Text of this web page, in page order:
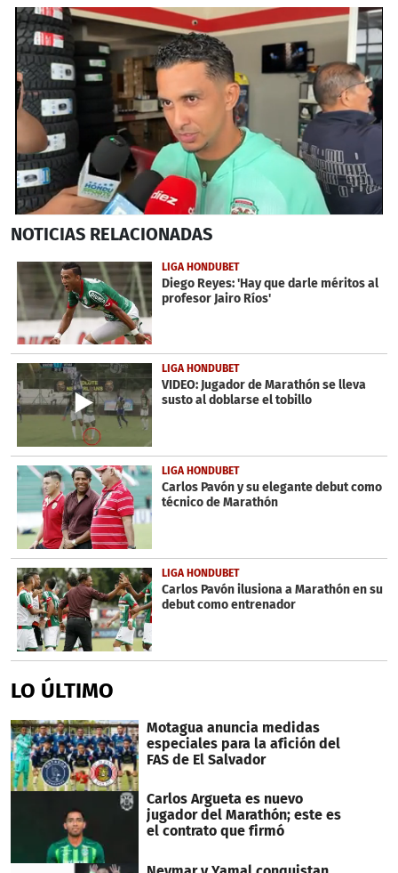
seconds
3
minutes,
43
seconds
NOTICIAS RELACIONADAS
LIGA HONDUBET
Diego Reyes: 'Hay que darle méritos al
profesor Jairo Ríos'
LIGA HONDUBET
VIDEO: Jugador de Marathón se lleva
susto al doblarse el tobillo
LIGA HONDUBET
Carlos Pavón y su elegante debut como
técnico de Marathón
LIGA HONDUBET
Carlos Pavón ilusiona a Marathón en su
debut como entrenador
LO ÚLTIMO
Motagua anuncia medidas
especiales para la afición del
FAS de El Salvador
Carlos Argueta es nuevo
jugador del Marathón; este es
el contrato que firmó